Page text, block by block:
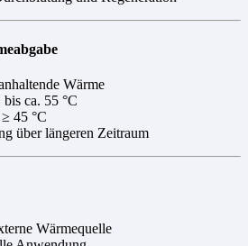
Wärme
bis ca. 55 °C
≥ 45 °C
über längeren Zeitraum
Wärmequelle